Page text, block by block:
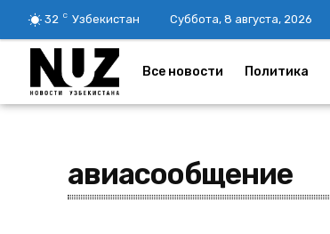
32 C Узбекистан Суббота, 8 августа, 2026
Все новости Политика
авиасообщение